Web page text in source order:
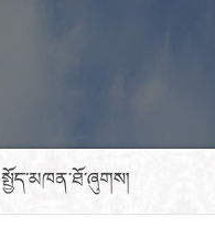
སྤྱོད་མཁན་ཐོ་ཞུགས།